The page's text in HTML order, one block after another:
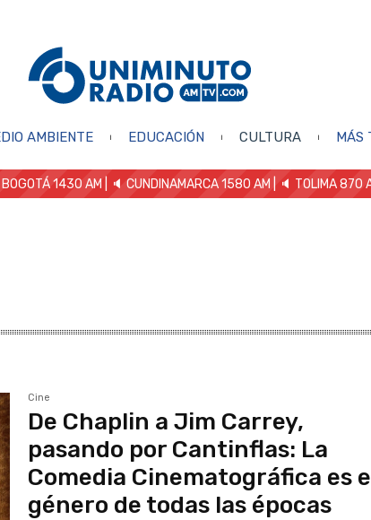
AMBIENTE EDUCACIÓN CULTURA MÁS
BOGOTÁ 1430 AM | 🔈 CUNDINAMARCA 1580 AM | 🔈 TOLIMA 870
Cine
De Chaplin a Jim Carrey,
pasando por Cantinflas: La
Comedia Cinematográfica es
género de todas las épocas